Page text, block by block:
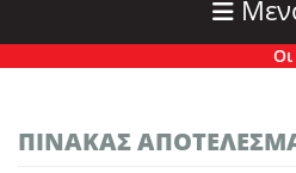
Οι
ΠΙΝΑΚΑΣ